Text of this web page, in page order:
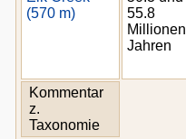
(570 m)
55.8
Millionen
Jahren
Kommentar
z.
Taxonomie